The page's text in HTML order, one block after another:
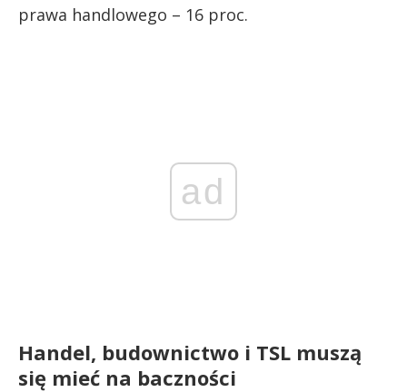
prawa handlowego – 16 proc.
ad
Handel, budownictwo i TSL muszą
się mieć na baczności